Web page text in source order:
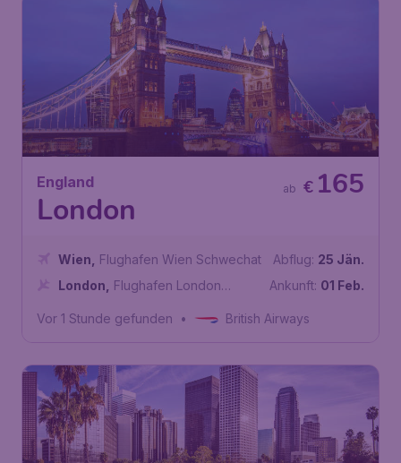
England
London
€ 165
ab
Wien
Flughafen Wien Schwechat
London
Flughafen London
Abflug: 25 Jän.
Ankunft: 01 Feb.
Vor 1 Stunde gefunden • British Airways